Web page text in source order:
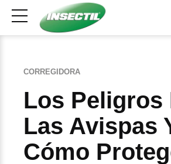
CORREGIDORA
Los Peligros
Las Avispas
Cómo